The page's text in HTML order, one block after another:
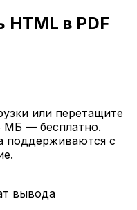
HTML в PDF
или перетащите
МБ — бесплатно.
поддерживаются с
вывода